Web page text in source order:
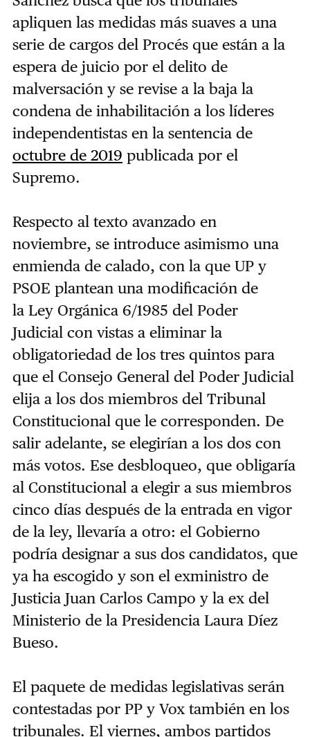
apliquen las medidas más suaves a una
serie de cargos del Procés que están a la
espera de juicio por el delito de
malversación y se revise a la baja la
condena de inhabilitación a los líderes
independentistas en la sentencia de
octubre de 2019 publicada por el
Supremo.
Respecto al texto avanzado en
noviembre, se introduce asimismo una
enmienda de calado, con la que UP y
PSOE plantean una modificación de
la Ley Orgánica 6/1985 del Poder
Judicialcon vistas a eliminar la
obligatoriedad de los tres quintos para
que el Consejo General del Poder Judicial
elija a los dos miembros del Tribunal
Constitucional que le corresponden. De
salir adelante, se elegirían a los dos con
más votos. Ese desbloqueo, que obligaría
al Constitucional a elegir a sus miembros
cinco días después de la entrada en vigor
de la ley, llevaría a otro: el Gobierno
podría designar a sus dos candidatos, que
ya ha escogido y son el exministro de
Justicia Juan Carlos Campo y la ex del
Ministerio de la Presidencia Laura Díez
Bueso.
El paquete de medidas legislativas serán
contestadas por PP y Vox también en los
tribunales. El viernes, ambos partidos